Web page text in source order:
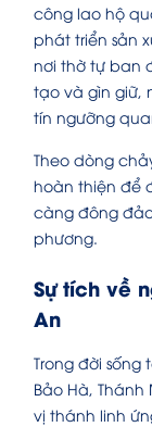
công lao hộ
phát triển sản
nơi thờ tự ban
tạo và gìn giữ,
tín ngưỡng
Theo dòng
hoàn thiện để
càng đông
phương.
Sự tích về
An
Trong đời
Bảo Hà,
vị thánh linh